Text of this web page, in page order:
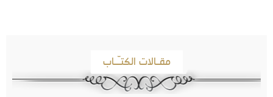
مقـالات الكتـّـاب